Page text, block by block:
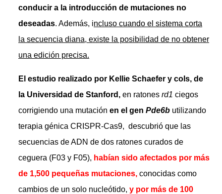
conducir a la introducción de mutaciones no
deseadas. Además, incluso cuando el sistema corta
la secuencia diana, existe la posibilidad de no obtener
una edición precisa.
El estudio realizado por Kellie Schaefer y cols, de
la Universidad de Stanford, en ratones rd1 ciegos
corrigiendo una mutación en el gen Pde6b utilizando
terapia génica CRISPR-Cas9, descubrió que las
secuencias de ADN de dos ratones curados de
ceguera (F03 y F05), habían sido afectados por más
de 1,500 pequeñas mutaciones, conocidas como
cambios de un solo nucleótido, y por más de 100